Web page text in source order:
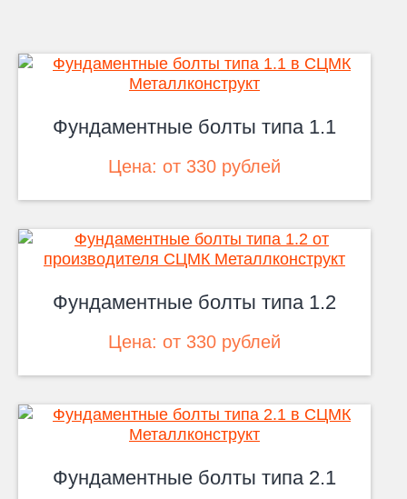
Фундаментные болты типа 1.1
Цена: от 330 рублей
Фундаментные болты типа 1.2
Цена: от 330 рублей
Фундаментные болты типа 2.1